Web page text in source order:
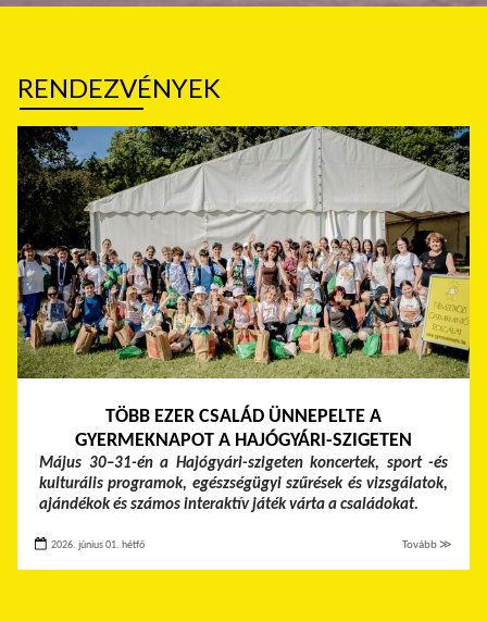
RENDEZVÉNYEK
TÖBB EZER CSALÁD ÜNNEPELTE A
GYERMEKNAPOT A HAJÓGYÁRI-SZIGETEN
Május 30–31-én a Hajógyári-szigeten koncertek, sport -és
kulturális programok, egészségügyi szűrések és vizsgálatok,
ajándékok és számos interaktív játék várta a családokat.
2026. június 01. hétfő Tovább ≫